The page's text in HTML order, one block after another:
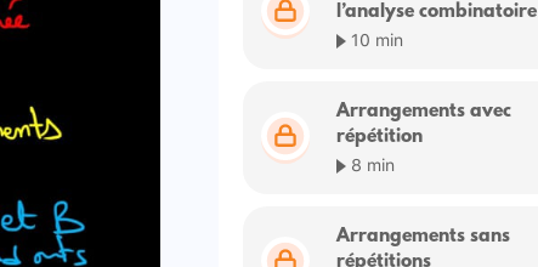
l’analyse combinatoire
10 min
Arrangements avec
répétition
8 min
Arrangements sans
répétitions